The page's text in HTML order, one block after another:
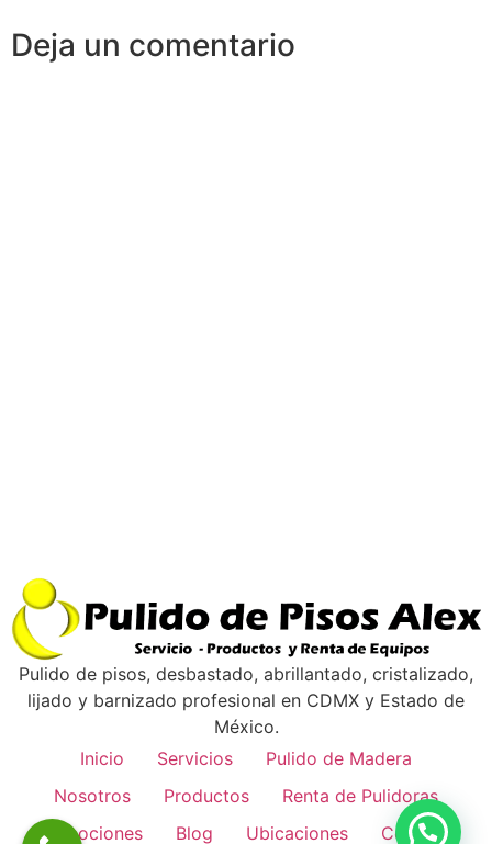
Deja un comentario
Pulido de pisos, desbastado, abrillantado, cristalizado,
lijado y barnizado profesional en CDMX y Estado de
México.
Inicio
Servicios
Pulido de Madera
Nosotros
Productos
Renta de Pulidoras
Promociones
Blog Ubicaciones Contacto